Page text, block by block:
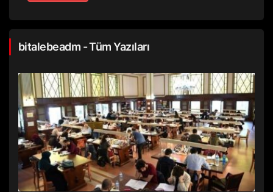
bitalebeadm - Tüm Yazıları